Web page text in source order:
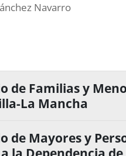
Navarro
de Familias y
La Mancha
de Mayores y